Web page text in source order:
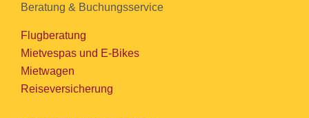
Beratung & Buchungsservice
Flugberatung
Mietvespas und E-Bikes
Mietwagen
Reiseversicherung